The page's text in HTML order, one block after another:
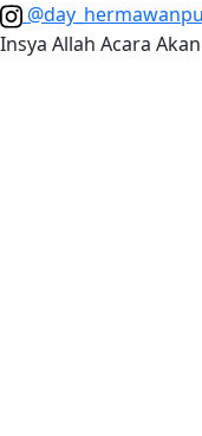
Insya Allah Acara